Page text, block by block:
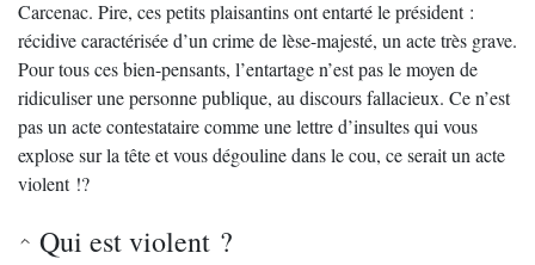
Carcenac. Pire, ces petits plaisantins ont entarté le président :
récidive caractérisée d’un crime de lèse-majesté, un acte très grave.
Pour tous ces bien-pensants, l’entartage n’est pas le moyen de
ridiculiser une personne publique, au discours fallacieux. Ce n’est
pas un acte contestataire comme une lettre d’insultes qui vous
explose sur la tête et vous dégouline dans le cou, ce serait un acte
violent !?
Qui est violent ?